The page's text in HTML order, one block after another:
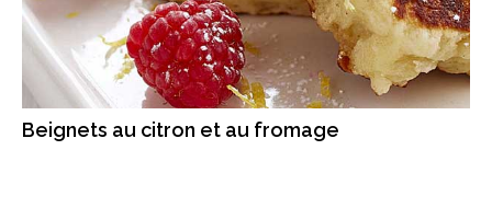
Beignets au citron et au fromage